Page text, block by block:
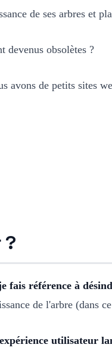
de ses arbres et
devenus obsolètes ?
avons de petits sites
?
fais référence à
de l'arbre (dans
utilisateur